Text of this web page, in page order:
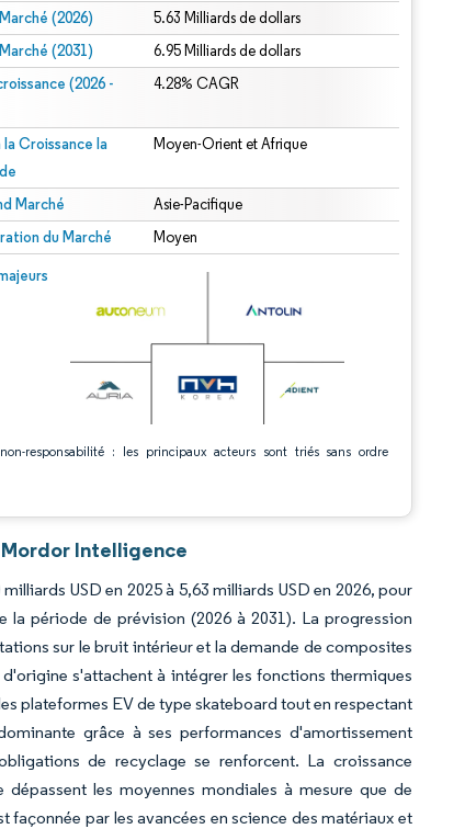
(2026) 5.63 Milliards de dollars
(2031) 6.95 Milliards de dollars
(2026 -
4.28% CAGR
la Croissance la
Moyen-Orient et Afrique
Marché Asie-Pacifique
du Marché Moyen
responsabilité : les principaux acteurs sont triés sans ordre
Intelligence. La réutilisation nécessite une attribution sous CC BY 4.0.
sous CC BY 4.0.
Intelligence
USD en 2025 à 5,63 milliards USD en 2026, pour
période de prévision (2026 à 2031). La progression
sur le bruit intérieur et la demande de composites
s'attachent à intégrer les fonctions thermiques
plateformes EV de type skateboard tout en respectant
grâce à ses performances d'amortissement
de recyclage se renforcent. La croissance
les moyennes mondiales à mesure que de
par les avancées en science des matériaux et